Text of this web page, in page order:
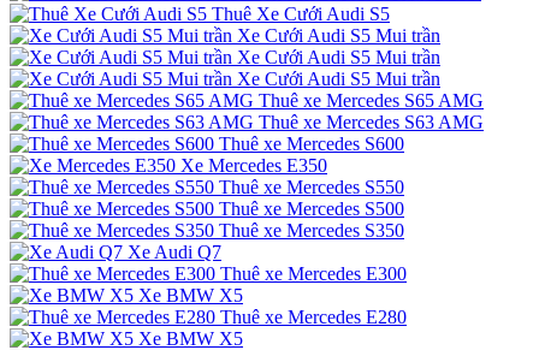
Thuê Xe Cưới Audi S5
Xe Cưới Audi S5 Mui trần
Xe Cưới Audi S5 Mui trần
Xe Cưới Audi S5 Mui trần
Thuê xe Mercedes S65 AMG
Thuê xe Mercedes S63 AMG
Thuê xe Mercedes S600
Xe Mercedes E350
Thuê xe Mercedes S550
Thuê xe Mercedes S500
Thuê xe Mercedes S350
Xe Audi Q7
Thuê xe Mercedes E300
Xe BMW X5
Thuê xe Mercedes E280
Xe BMW X5